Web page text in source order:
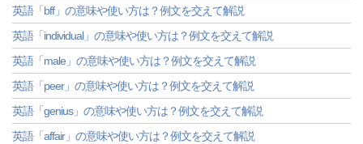
英語「bff」の意味や使い方は？例文を交えて解説
英語「individual」の意味や使い方は？例文を交えて解説
英語「male」の意味や使い方は？例文を交えて解説
英語「peer」の意味や使い方は？例文を交えて解説
英語「genius」の意味や使い方は？例文を交えて解説
英語「affair」の意味や使い方は？例文を交えて解説